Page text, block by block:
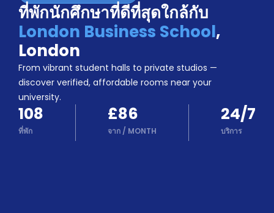
Booking
Accommodation
About
us
Blog
Refer
And
Earn
Become
A
Partner
Help
ที่พักนักศึกษาที่ดีที่สุดใกล้กับ
London Business School,
London
From vibrant student halls to private studios —
discover verified, affordable rooms near your
university.
108
ที่พัก
£86
จาก / MONTH
24/7
บริการ